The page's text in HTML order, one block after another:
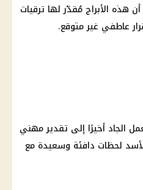
هذه الأبراج مُقدّر لها ترقيات
عاطفي غير متوقع.
الجاد أخيرًا إلى تقدير مهني
لحظات دافئة وسعيدة مع